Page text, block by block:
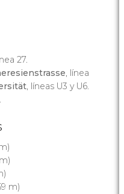
27.
, línea
, líneas U3 y U6.
m)